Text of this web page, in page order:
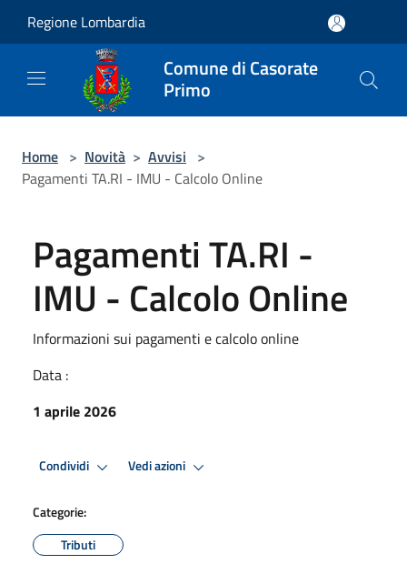
Regione Lombardia
Comune di Casorate
Primo
Home > Novità > Avvisi >
Pagamenti TA.RI - IMU - Calcolo Online
Pagamenti TA.RI -
IMU - Calcolo Online
Informazioni sui pagamenti e calcolo online
Data :
1 aprile 2026
Condividi Vedi azioni
Categorie:
Tributi